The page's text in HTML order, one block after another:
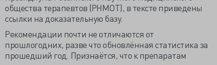
общества терапевтов (РНМОТ), в тексте приведены
ссылки на доказательную базу.
Рекомендации почти не отличаются от
прошлогодних, разве что обновлённая статистика за
прошедший год. Признаётся, что к препаратам